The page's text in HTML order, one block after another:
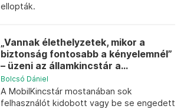
ellopták.
„Vannak élethelyzetek, mikor a
biztonság fontosabb a kényelemnél”
– üzeni az államkincstár a...
Bolcsó Dániel
A MobilKincstár mostanában sok
felhasználót kidobott vagy be se engedett